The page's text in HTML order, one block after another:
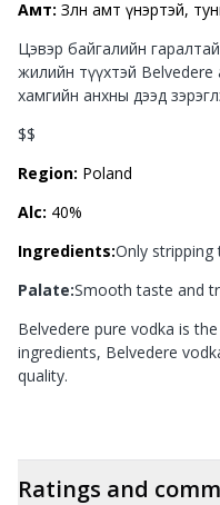
Aмт: Зөөлөн амт үнэртэй,
Цэвэр байгалийн
жилийн түүхтэй Belvedere
хамгийн анхны дээд
$$
Region: Poland
Alc: 40%
Ingredients:Only stripping
Palate:Smooth taste and
Belvedere pure vodka is
ingredients, Belvedere
quality.
Ratings and